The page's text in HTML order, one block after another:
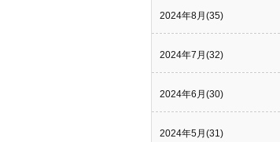
2024年8月(35)
2024年7月(32)
2024年6月(30)
2024年5月(31)